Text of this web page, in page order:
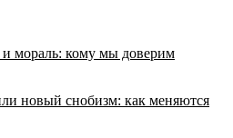
мораль: кому мы доверим
новый снобизм: как меняются